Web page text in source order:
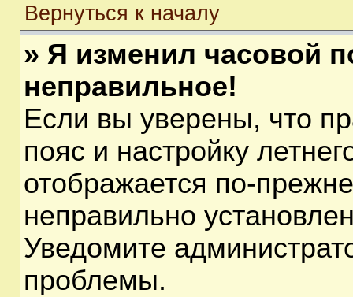
Вернуться к началу
» Я изменил часовой
неправильное!
Если вы уверены, что
пояс и настройку
отображается по-
неправильно
Уведомите
проблемы.